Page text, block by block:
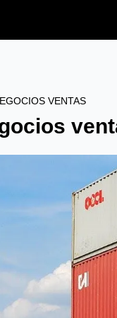
VENTAS